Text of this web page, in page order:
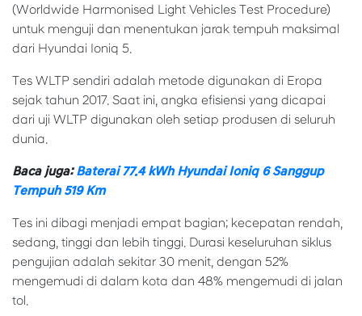
(Worldwide Harmonised Light Vehicles Test Procedure)
untuk menguji dan menentukan jarak tempuh maksimal
dari Hyundai Ioniq 5.
Tes WLTP sendiri adalah metode digunakan di Eropa
sejak tahun 2017. Saat ini, angka efisiensi yang dicapai
dari uji WLTP digunakan oleh setiap produsen di seluruh
dunia.
Baca juga:Baterai 77.4 kWh Hyundai Ioniq 6 Sanggup
Tempuh 519 Km
Tes ini dibagi menjadi empat bagian; kecepatan rendah,
sedang, tinggi dan lebih tinggi. Durasi keseluruhan siklus
pengujian adalah sekitar 30 menit, dengan 52%
mengemudi di dalam kota dan 48% mengemudi di jalan
tol.